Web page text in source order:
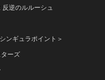
反逆のルルーシュ
ンギュラポイント＞
ーズ